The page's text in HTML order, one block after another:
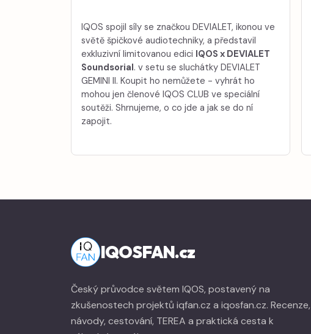
IQOS spojil síly se značkou DEVIALET, ikonou ve
světě špičkové audiotechniky, a představil
exkluzivní limitovanou edici IQOS x DEVIALET
Soundsorial. v setu se sluchátky DEVIALET
GEMINI II. Koupit ho nemůžete - vyhrát ho
mohou jen členové IQOS CLUB ve speciální
soutěži. Shrnujeme, o co jde a jak se do ní
zapojit.
IQOSFAN.cz
Český průvodce světem IQOS, postavený na
zkušenostech projektů iqfan.cz a iqosfan.cz. Recenze,
návody, cestování, TEREA a praktická cesta k